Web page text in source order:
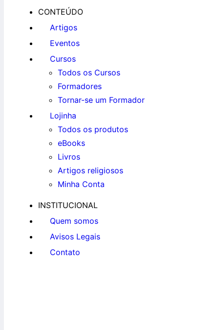
CONTEÚDO
Artigos
Eventos
Cursos
Todos os Cursos
Formadores
Tornar-se um Formador
Lojinha
Todos os produtos
eBooks
Livros
Artigos religiosos
Minha Conta
INSTITUCIONAL
Quem somos
Avisos Legais
Contato